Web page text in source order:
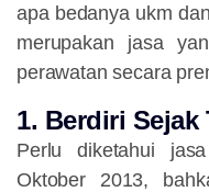
apa bedanya ukm
merupakan jasa
perawatan secara
1. Berdiri Sejak
Perlu diketahui
Oktober 2013,